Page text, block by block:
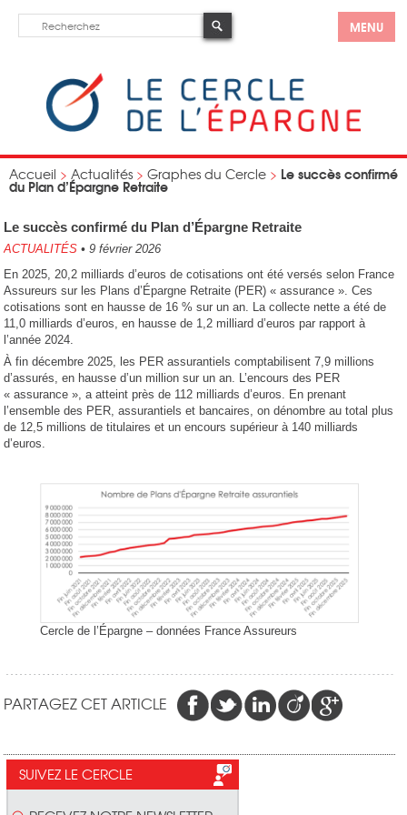
MENU
Accueil > Actualités > Graphes du Cercle > Le succès confirmé
du Plan d’Épargne Retraite
Le succès confirmé du Plan d’Épargne Retraite
ACTUALITÉS • 9 février 2026
En 2025, 20,2 milliards d’euros de cotisations ont été versés selon France
Assureurs sur les Plans d’Épargne Retraite (PER) « assurance ». Ces
cotisations sont en hausse de 16 % sur un an. La collecte nette a été de
11,0 milliards d’euros, en hausse de 1,2 milliard d’euros par rapport à
l’année 2024.
À fin décembre 2025, les PER assurantiels comptabilisent 7,9 millions
d’assurés, en hausse d’un million sur un an. L’encours des PER
« assurance », a atteint près de 112 milliards d’euros. En prenant
l’ensemble des PER, assurantiels et bancaires, on dénombre au total plus
de 12,5 millions de titulaires et un encours supérieur à 140 milliards
d’euros.
Cercle de l’Épargne – données France Assureurs
PARTAGEZ CET ARTICLE
SUIVEZ LE CERCLE